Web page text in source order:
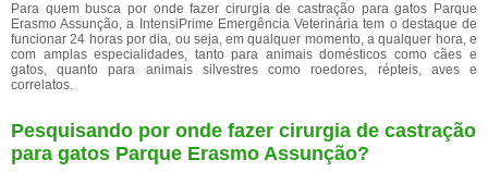
Para quem busca por onde fazer cirurgia de castração para gatos Parque
Erasmo Assunção, a IntensiPrime Emergência Veterinária tem o destaque de
funcionar 24 horas por dia, ou seja, em qualquer momento, a qualquer hora, e
com amplas especialidades, tanto para animais domésticos como cães e
gatos, quanto para animais silvestres como roedores, répteis, aves e
correlatos.
Pesquisando por onde fazer cirurgia de castração
para gatos Parque Erasmo Assunção?